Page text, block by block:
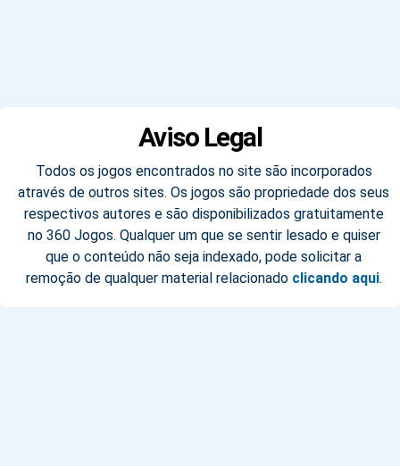
Aviso Legal
Todos os jogos encontrados no site são incorporados
através de outros sites. Os jogos são propriedade dos seus
respectivos autores e são disponibilizados gratuitamente
no 360 Jogos. Qualquer um que se sentir lesado e quiser
que o conteúdo não seja indexado, pode solicitar a
remoção de qualquer material relacionado clicando aqui.